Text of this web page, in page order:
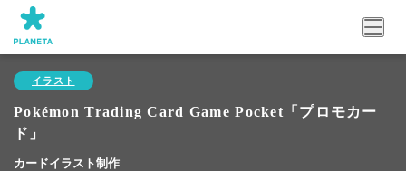
イラスト
Pokémon Trading Card Game Pocket「プロモカー
ド」
カードイラスト制作